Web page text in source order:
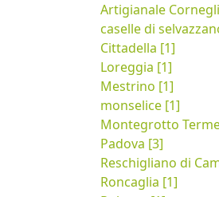
Artigianale
caselle di
Cittadella [1]
Loreggia [1]
Mestrino [1]
monselice [1]
Montegrotto
Padova [3]
Reschigliano di
Roncaglia [1]